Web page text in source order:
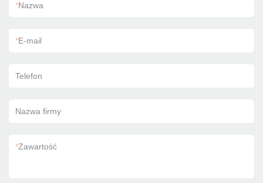
*Nazwa
*E-mail
Telefon
Nazwa firmy
*Zawartość